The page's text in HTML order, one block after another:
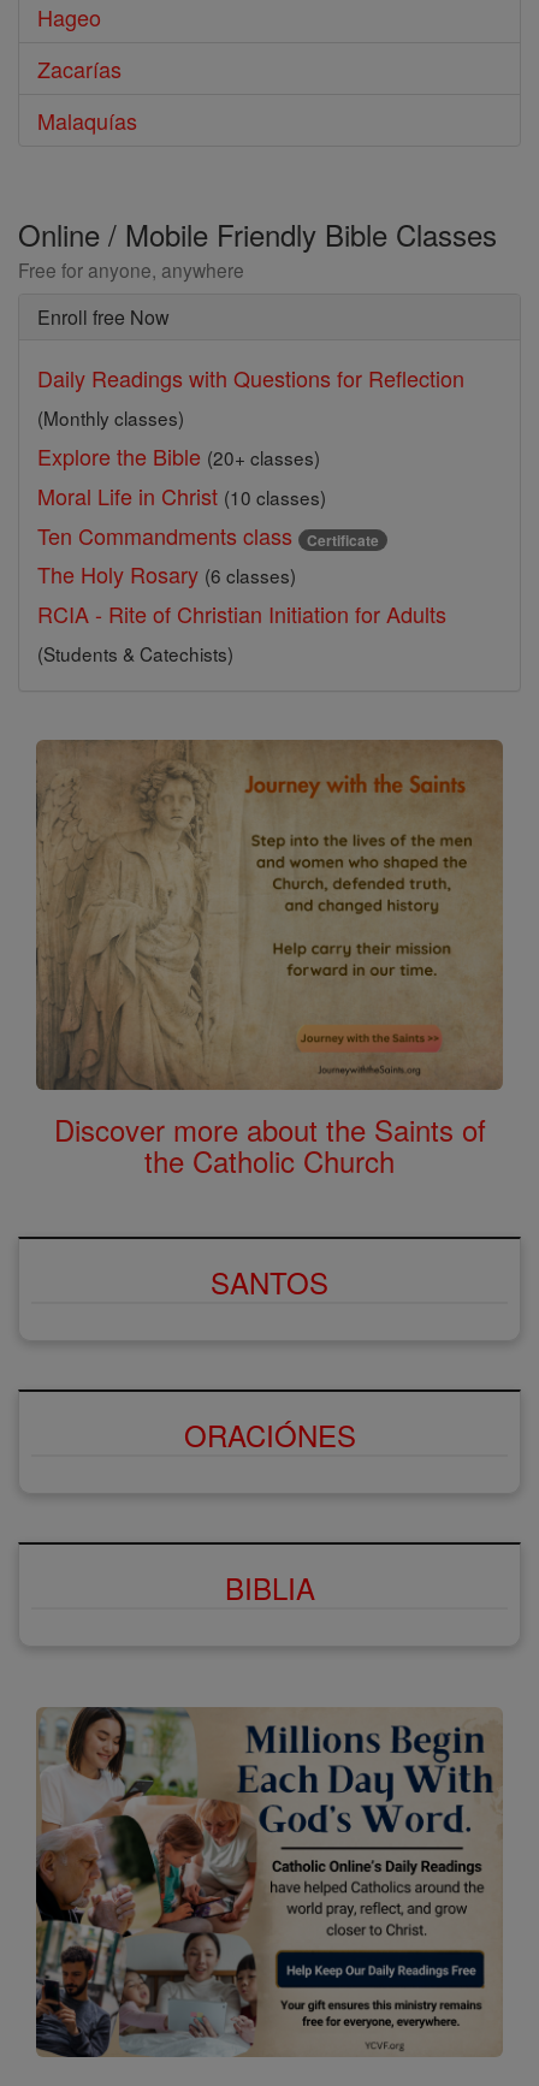
Hageo
Zacarías
Malaquías
Online / Mobile Friendly Bible Classes
Free for anyone, anywhere
Enroll free Now
Daily Readings with Questions for Reflection
(Monthly classes)
Explore the Bible (20+ classes)
Moral Life in Christ (10 classes)
Ten Commandments class Certificate
The Holy Rosary (6 classes)
RCIA - Rite of Christian Initiation for Adults
(Students & Catechists)
Discover more about the Saints of
the Catholic Church
SANTOS
ORACIÓNES
BIBLIA